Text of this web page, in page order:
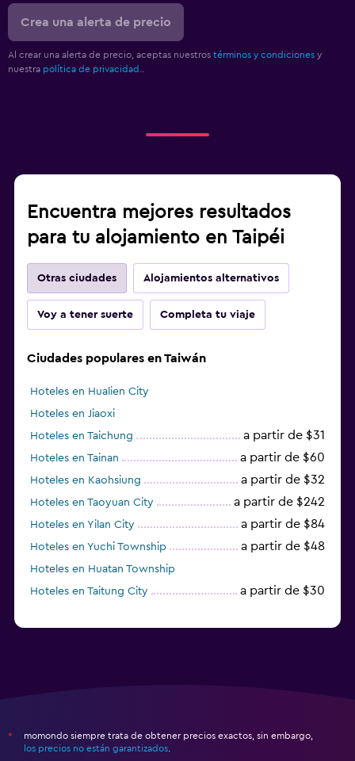
Crea una alerta de precio
Al crear una alerta de precio, aceptas nuestros términos y condiciones y
nuestra política de privacidad.
Encuentra mejores resultados
para tu alojamiento en Taipéi
Otras ciudades Alojamientos alternativos
Voy a tener suerte Completa tu viaje
Ciudades populares en Taiwán
Hoteles en Hualien City
Hoteles en Jiaoxi
Hoteles en Taichung
a partir de $31
Hoteles en Tainan a partir de $60
Hoteles en Kaohsiung a partir de $32
Hoteles en Taoyuan City a partir de $242
Hoteles en Yilan City a partir de $84
Hoteles en Yuchi Township a partir de $48
Hoteles en Huatan Township
Hoteles en Taitung City
a partir de $30
*
momondo siempre trata de obtener precios exactos, sin embargo,
los precios no están garantizados